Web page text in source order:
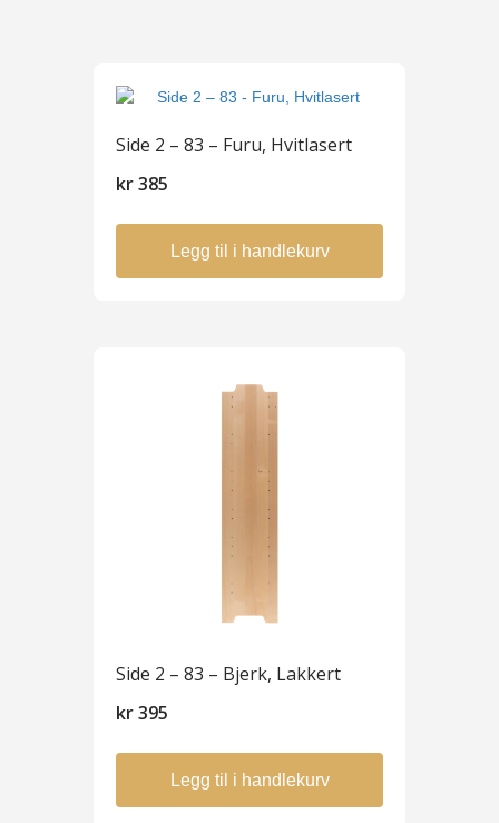
Side 2 – 83 – Furu, Hvitlasert
kr385
Legg til i handlekurv
Side 2 – 83 – Bjerk, Lakkert
kr395
Legg til i handlekurv